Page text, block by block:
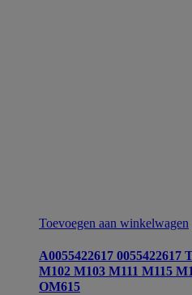
Toevoegen aan winkelwagen
A0055422617 0055422617
M102 M103 M111 M115
OM615